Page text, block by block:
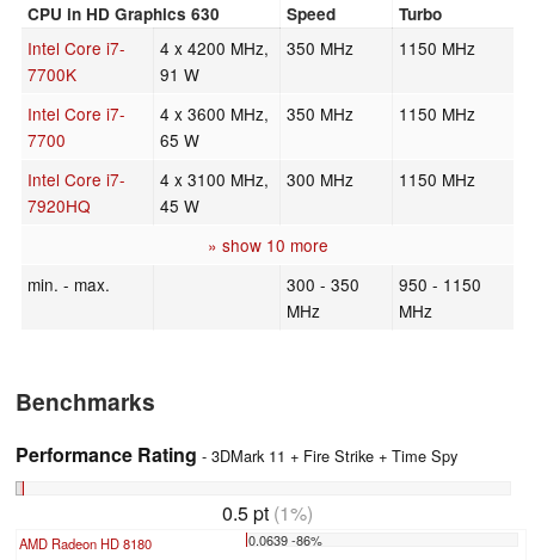
CPU in HD Graphics 630
Speed
Turbo
Intel Core i7-
7700K
4 x 4200 MHz,
91 W
350 MHz 1150 MHz
Intel Core i7-
7700
4 x 3600 MHz,
65 W
350 MHz 1150 MHz
Intel Core i7-
7920HQ
4 x 3100 MHz,
45 W
300 MHz 1150 MHz
» show 10 more
min. - max.
300 - 350
MHz
950 - 1150
MHz
Benchmarks
Performance Rating - 3DMark 11 + Fire Strike + Time Spy
0.5 pt (1%)
AMD Radeon HD 8180 0.0639 -86%